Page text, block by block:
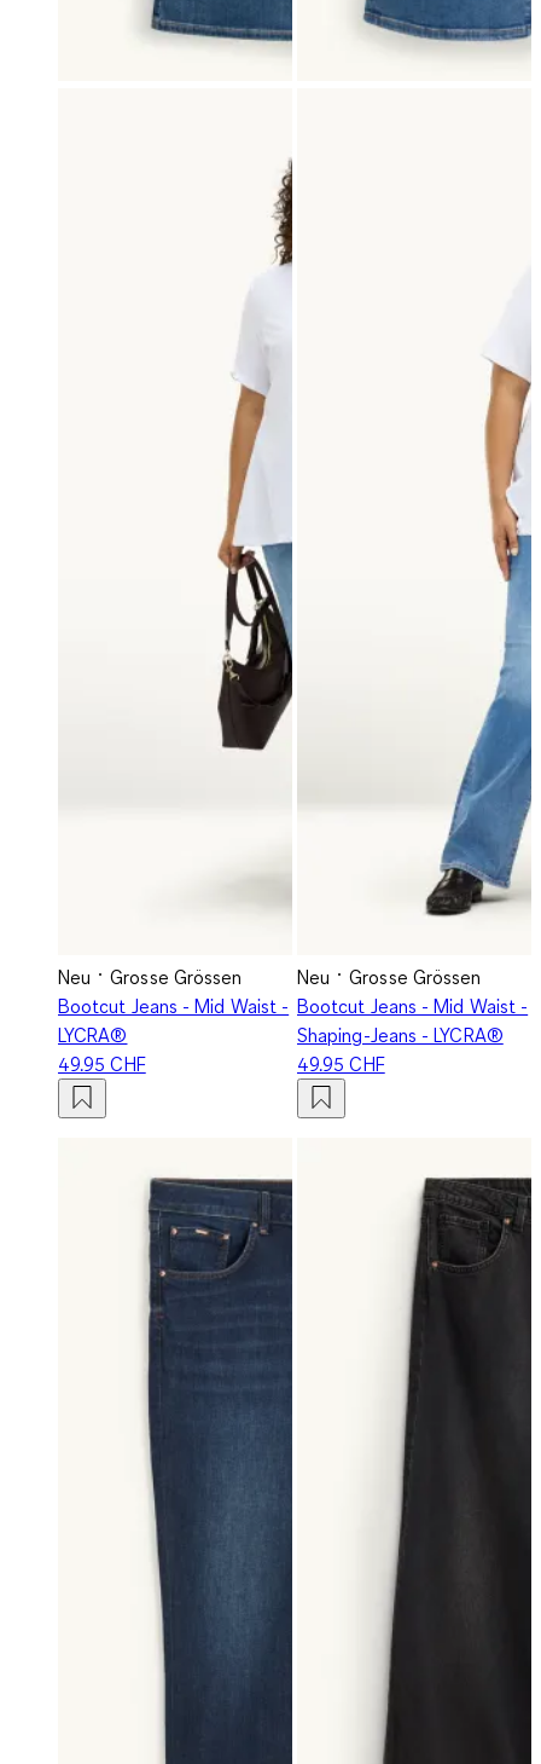
Neu
Grosse Grössen
Bootcut Jeans - Mid Waist -
LYCRA®
49.95 CHF
Neu
Grosse Grössen
Bootcut Jeans - Mid Waist -
Shaping-Jeans - LYCRA®
49.95 CHF